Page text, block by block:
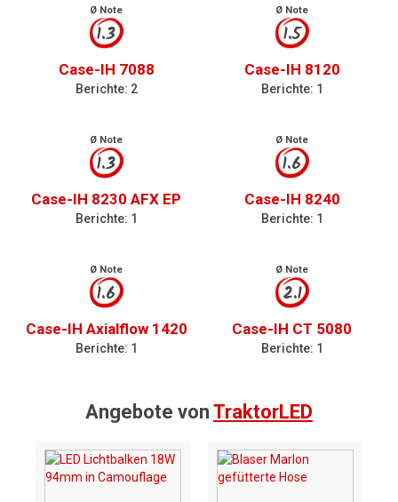
Ø Note
1.3
Case-IH 7088
Berichte: 2
Ø Note
1.5
Case-IH 8120
Berichte: 1
Ø Note
1.3
Case-IH 8230 AFX EP
Berichte: 1
Ø Note
1.6
Case-IH 8240
Berichte: 1
Ø Note
1.6
Case-IH Axialflow 1420
Berichte: 1
Ø Note
2.1
Case-IH CT 5080
Berichte: 1
Angebote von TraktorLED